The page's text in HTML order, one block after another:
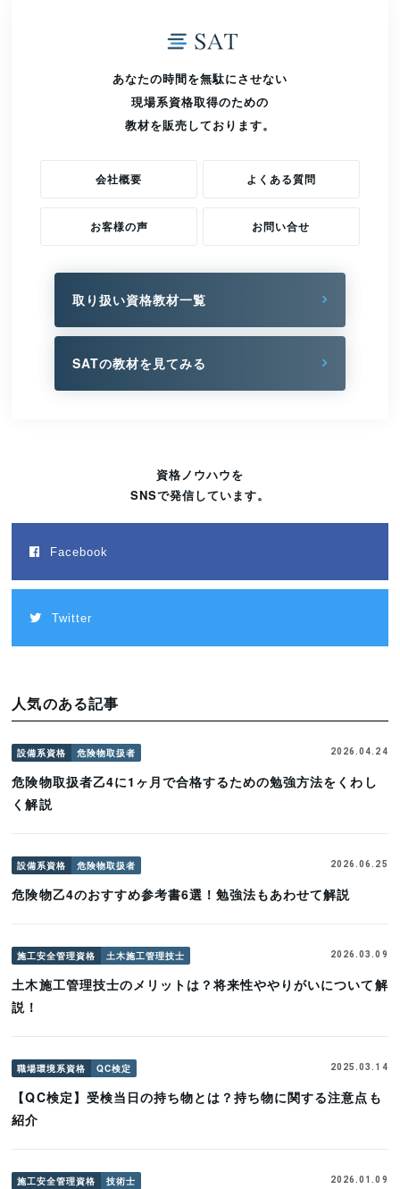
あなたの時間を無駄にさせない
現場系資格取得のための
教材を販売しております。
会社概要 よくある質問
お客様の声 お問い合せ
取り扱い資格教材一覧
SATの教材を見てみる
資格ノウハウを
SNSで発信しています。
Facebook
Twitter
人気のある記事
設備系資格 危険物取扱者 2026.04.24
危険物取扱者乙4に1ヶ月で合格するための勉強方法をくわし
く解説
設備系資格 危険物取扱者 2026.06.25
危険物乙4のおすすめ参考書6選！勉強法もあわせて解説
施工安全管理資格 土木施工管理技士 2026.03.09
土木施工管理技士のメリットは？将来性ややりがいについて解
説！
職場環境系資格 QC検定 2025.03.14
【QC検定】受検当日の持ち物とは？持ち物に関する注意点も
紹介
施工安全管理資格 技術士 2026.01.09